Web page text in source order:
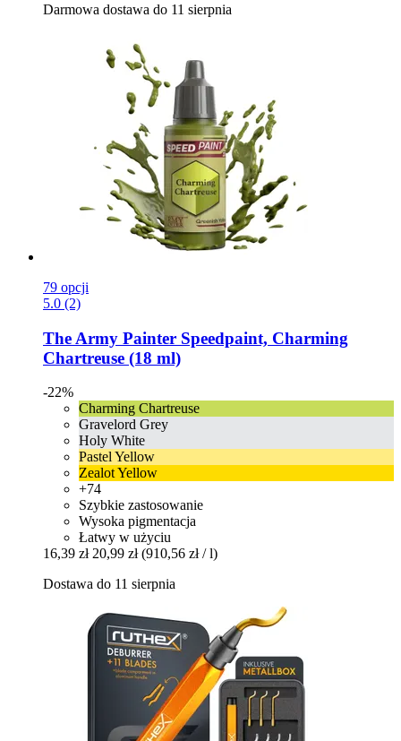
Darmowa dostawa do 11 sierpnia
79 opcji
5.0 (2)
The Army Painter Speedpaint, Charming
Chartreuse (18 ml)
-22%
Charming Chartreuse
Gravelord Grey
Holy White
Pastel Yellow
Zealot Yellow
+74
Szybkie zastosowanie
Wysoka pigmentacja
Łatwy w użyciu
16,39 zł 20,99 zł (910,56 zł / l)
Dostawa do 11 sierpnia